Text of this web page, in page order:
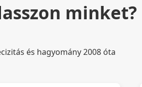
minket?
és hagyomány 2008 óta